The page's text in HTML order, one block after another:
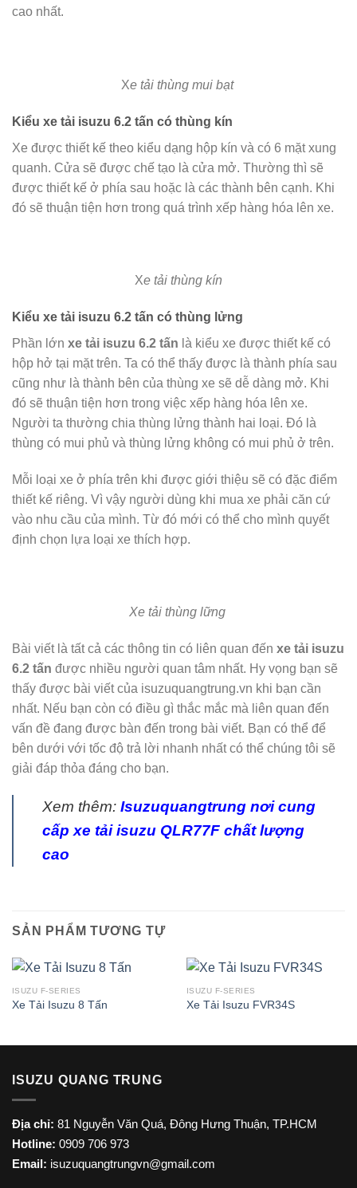
cao nhất.
Xe tải thùng mui bạt
Kiểu xe tải isuzu 6.2 tấn có thùng kín
Xe được thiết kế theo kiểu dạng hộp kín và có 6 mặt xung
quanh. Cửa sẽ được chế tạo là cửa mở. Thường thì sẽ
được thiết kế ở phía sau hoặc là các thành bên cạnh. Khi
đó sẽ thuận tiện hơn trong quá trình xếp hàng hóa lên xe.
Xe tải thùng kín
Kiểu xe tải isuzu 6.2 tấn có thùng lửng
Phần lớn xe tải isuzu 6.2 tấn là kiểu xe được thiết kế có
hộp hở tại mặt trên. Ta có thể thấy được là thành phía sau
cũng như là thành bên của thùng xe sẽ dễ dàng mở. Khi
đó sẽ thuận tiện hơn trong việc xếp hàng hóa lên xe.
Người ta thường chia thùng lửng thành hai loại. Đó là
thùng có mui phủ và thùng lửng không có mui phủ ở trên.
Mỗi loại xe ở phía trên khi được giới thiệu sẽ có đặc điểm
thiết kế riêng. Vì vậy người dùng khi mua xe phải căn cứ
vào nhu cầu của mình. Từ đó mới có thể cho mình quyết
định chọn lựa loại xe thích hợp.
Xe tải thùng lững
Bài viết là tất cả các thông tin có liên quan đến xe tải isuzu
6.2 tấn được nhiều người quan tâm nhất. Hy vọng bạn sẽ
thấy được bài viết của isuzuquangtrung.vn khi bạn cần
nhất. Nếu bạn còn có điều gì thắc mắc mà liên quan đến
vấn đề đang được bàn đến trong bài viết. Bạn có thể để
bên dưới với tốc độ trả lời nhanh nhất có thể chúng tôi sẽ
giải đáp thỏa đáng cho bạn.
Xem thêm: Isuzuquangtrung nơi cung
cấp xe tải isuzu QLR77F chất lượng
cao
SẢN PHẨM TƯƠNG TỰ
ISUZU F-SERIES
Xe Tải Isuzu 8 Tấn
ISUZU F-SERIES
Xe Tải Isuzu FVR34S
ISUZU QUANG TRUNG
Địa chỉ: 81 Nguyễn Văn Quá, Đông Hưng Thuận, TP.HCM
Hotline: 0909 706 973
Email: isuzuquangtrungvn@gmail.com